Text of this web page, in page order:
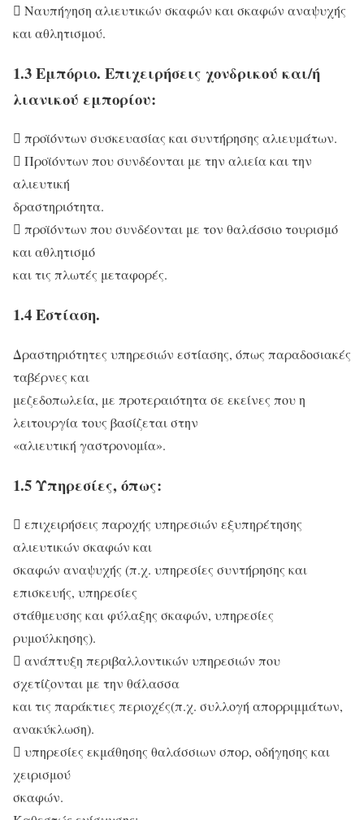
 Ναυπήγηση αλιευτικών σκαφών και σκαφών αναψυχής
και αθλητισμού.
1.3 Εμπόριο. Επιχειρήσεις χονδρικού και/ή
λιανικού εμπορίου:
 προϊόντων συσκευασίας και συντήρησης αλιευμάτων.
 Προϊόντων που συνδέονται με την αλιεία και την
αλιευτική
δραστηριότητα.
 προϊόντων που συνδέονται με τον θαλάσσιο τουρισμό
και αθλητισμό
και τις πλωτές μεταφορές.
1.4 Εστίαση.
Δραστηριότητες υπηρεσιών εστίασης, όπως παραδοσιακές
ταβέρνες και
μεζεδοπωλεία, με προτεραιότητα σε εκείνες που η
λειτουργία τους βασίζεται στην
«αλιευτική γαστρονομία».
1.5 Υπηρεσίες, όπως:
 επιχειρήσεις παροχής υπηρεσιών εξυπηρέτησης
αλιευτικών σκαφών και
σκαφών αναψυχής (π.χ. υπηρεσίες συντήρησης και
επισκευής, υπηρεσίες
στάθμευσης και φύλαξης σκαφών, υπηρεσίες
ρυμούλκησης).
 ανάπτυξη περιβαλλοντικών υπηρεσιών που
σχετίζονται με την θάλασσα
και τις παράκτιες περιοχές(π.χ. συλλογή απορριμμάτων,
ανακύκλωση).
 υπηρεσίες εκμάθησης θαλάσσιων σπορ, οδήγησης και
χειρισμού
σκαφών.